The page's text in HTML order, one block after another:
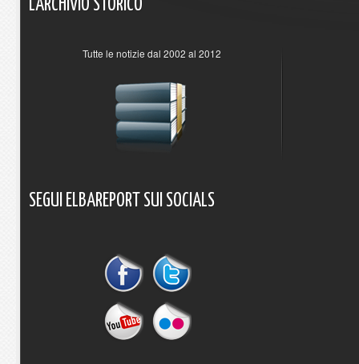
L'ARCHIVIO STORICO
Tutte le notizie dal 2002 al 2012
SEGUI ELBAREPORT SUI SOCIALS